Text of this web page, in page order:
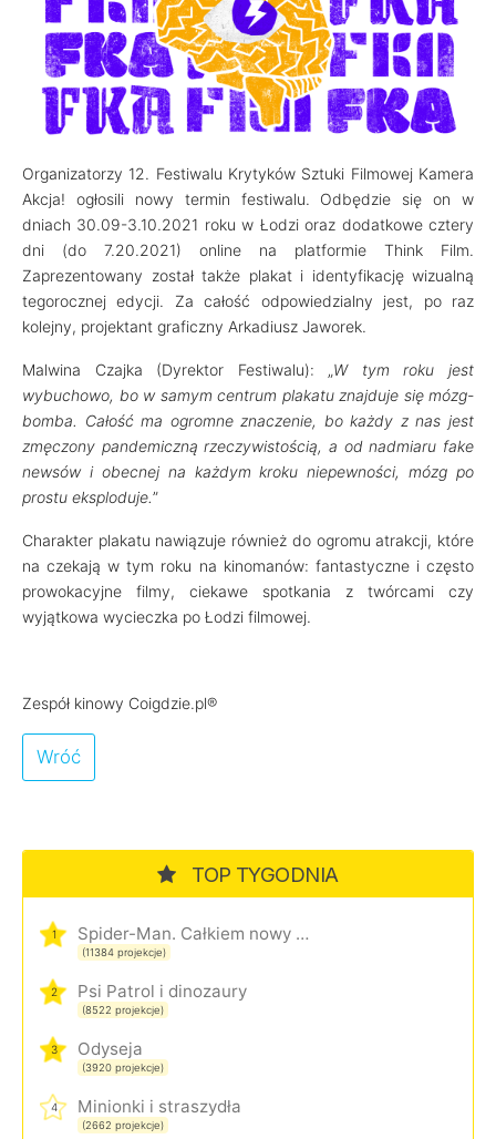
Organizatorzy 12. Festiwalu Krytyków Sztuki Filmowej Kamera
Akcja! ogłosili nowy termin festiwalu. Odbędzie się on w
dniach 30.09-3.10.2021 roku w Łodzi oraz dodatkowe cztery
dni (do 7.20.2021) online na platformie Think Film.
Zaprezentowany został także plakat i identyfikację wizualną
tegorocznej edycji. Za całość odpowiedzialny jest, po raz
kolejny, projektant graficzny Arkadiusz Jaworek.
Malwina Czajka (Dyrektor Festiwalu): „W tym roku jest
wybuchowo, bo w samym centrum plakatu znajduje się mózg-
bomba. Całość ma ogromne znaczenie, bo każdy z nas jest
zmęczony pandemiczną rzeczywistością, a od nadmiaru fake
newsów i obecnej na każdym kroku niepewności, mózg po
prostu eksploduje.”
Charakter plakatu nawiązuje również do ogromu atrakcji, które
na czekają w tym roku na kinomanów: fantastyczne i często
prowokacyjne filmy, ciekawe spotkania z twórcami czy
wyjątkowa wycieczka po Łodzi filmowej.
Zespół kinowy Coigdzie.pl®
Wróć
TOP TYGODNIA
1 Spider-Man. Całkiem nowy dzień
(11384 projekcje)
2 Psi Patrol i dinozaury
(8522 projekcje)
3 Odyseja
(3920 projekcje)
4 Minionki i straszydła
(2662 projekcje)